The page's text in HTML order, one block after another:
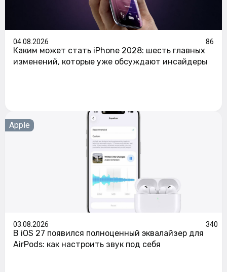
04.08.2026 86
Каким может стать iPhone 2028: шесть главных
изменений, которые уже обсуждают инсайдеры
Apple
03.08.2026 340
В iOS 27 появился полноценный эквалайзер для
AirPods: как настроить звук под себя